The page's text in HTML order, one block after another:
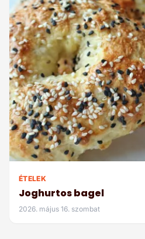
ÉTELEK
Joghurtos bagel
2026. május 16. szombat